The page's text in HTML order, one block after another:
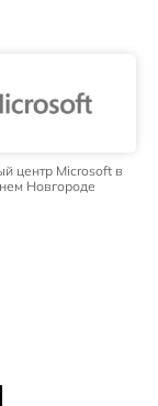
центр Microsoft в
Новгороде